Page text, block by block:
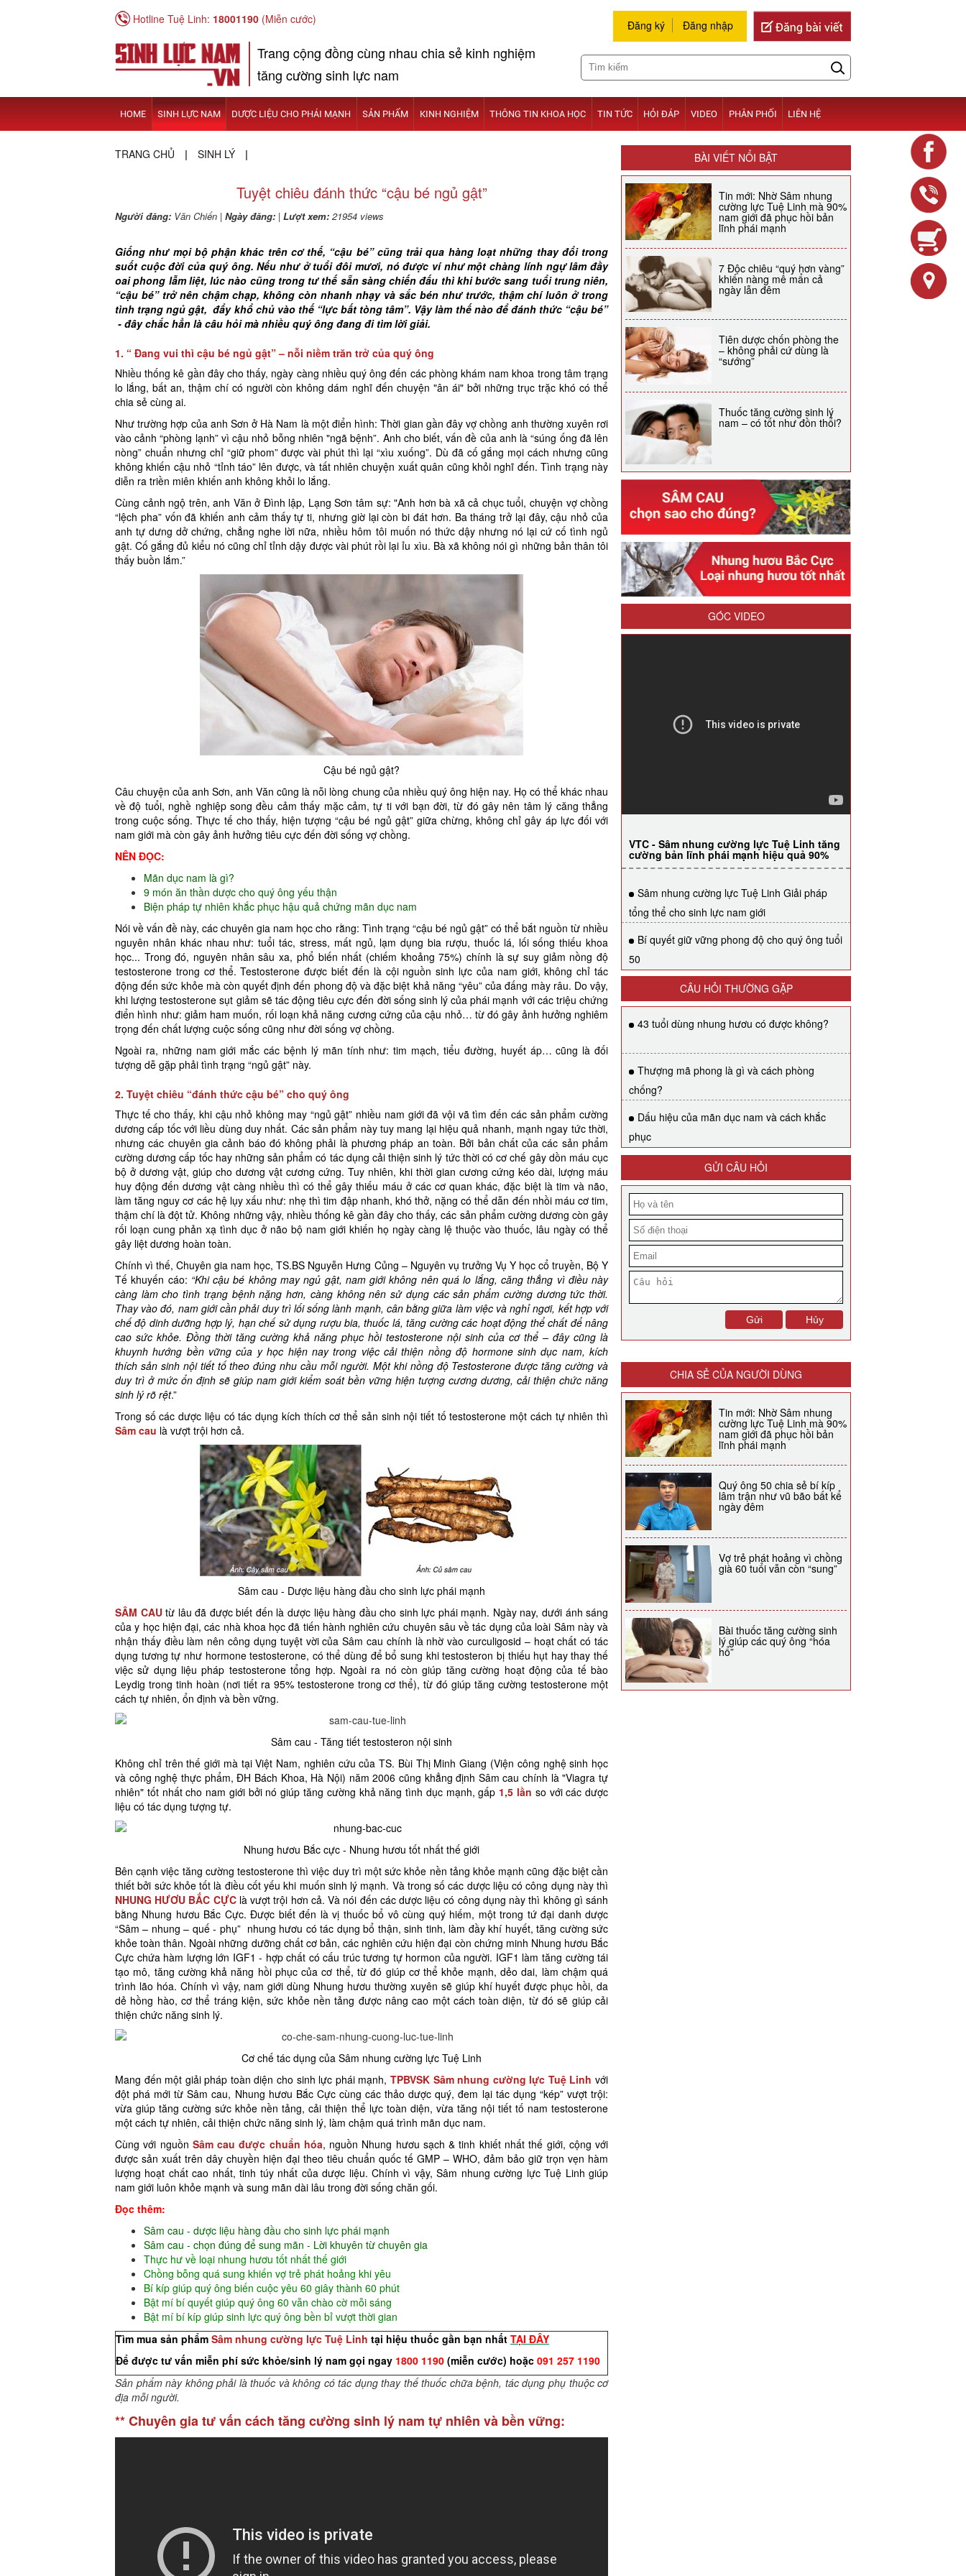
Hotline Tuệ Linh: 18001190 (Miễn cước) Đăng ký Đăng nhập
Trang cộng đồng cùng nhau chia sẻ kinh nghiệm
tăng cường sinh lực nam
HOME SINH LỰC NAM DƯỢC LIỆU CHO PHÁI MẠNH SẢN PHẨM KINH NGHIỆM THÔNG TIN KHOA HỌC TIN TỨC HỎI ĐÁP VIDEO PHÂN PHỐI LIÊN HỆ
TRANG CHỦ | SINH LÝ |
Tuyệt chiêu đánh thức “cậu bé ngủ gật”
Người đăng: Văn Chiến | Ngày đăng: | Lượt xem: 21954 views
Giống như mọi bộ phận khác trên cơ thế, “cậu bé” cũng trải qua hàng loạt những thay đổi trong
suốt cuộc đời của quý ông. Nếu như ở tuổi đôi mươi, nó được ví như một chàng lính ngự lâm đầy
oai phong lẫm liệt, lúc nào cũng trong tư thế sẵn sàng chiến đấu thì khi bước sang tuổi trung niên,
“cậu bé” trở nên chậm chạp, không còn nhanh nhạy và sắc bén như trước, thậm chí luôn ở trong
tình trạng ngủ gật, đẩy khổ chủ vào thế “lực bất tòng tâm”. Vậy làm thế nào để đánh thức “cậu bé”
- đây chắc hẳn là câu hỏi mà nhiều quý ông đang đi tìm lời giải.
1. “ Đang vui thì cậu bé ngủ gật” – nỗi niềm trăn trở của quý ông
Nhiều thống kê gần đây cho thấy, ngày càng nhiều quý ông đến các phòng khám nam khoa trong tâm trạng
lo lắng, bất an, thậm chí có người còn không dám nghĩ đến chuyện "ân ái" bởi những trục trặc khó có thể
chia sẻ cùng ai.
Như trường hợp của anh Sơn ở Hà Nam là một điển hình: Thời gian gần đây vợ chồng anh thường xuyên rơi
vào cảnh “phòng lạnh” vì cậu nhỏ bỗng nhiên "ngã bệnh”. Anh cho biết, vấn đề của anh là “súng ống đã lên
nòng” chuẩn nhưng chỉ “giữ phom” được vài phút thì lại “xìu xuống”. Dù đã cố gắng mọi cách nhưng cũng
không khiến cậu nhỏ “tỉnh táo” lên được, và tất nhiên chuyện xuất quân cũng khỏi nghĩ đến. Tình trạng này
diễn ra triền miên khiến anh không khỏi lo lắng.
Cùng cảnh ngộ trên, anh Văn ở Đình lập, Lạng Sơn tâm sự: "Anh hơn bà xã cả chục tuổi, chuyện vợ chồng
“lệch pha” vốn đã khiến anh cảm thấy tự ti, nhưng giờ lại còn bi đát hơn. Ba tháng trở lại đây, cậu nhỏ của
anh tự dưng dở chứng, chẳng nghe lời nữa, nhiều hôm tôi muốn nó thức dậy nhưng nó lại cứ cố tình ngủ
gật. Cố gắng đủ kiểu nó cũng chỉ tỉnh dậy được vài phút rồi lại ỉu xìu. Bà xã không nói gì những bản thân tôi
thấy buồn lắm.”
Cậu bé ngủ gật?
Câu chuyện của anh Sơn, anh Văn cũng là nỗi lòng chung của nhiều quý ông hiện nay. Họ có thể khác nhau
về độ tuổi, nghề nghiệp song đều cảm thấy mặc cảm, tự ti với bạn đời, từ đó gây nên tâm lý căng thẳng
trong cuộc sống. Thực tế cho thấy, hiện tượng “cậu bé ngủ gật” giữa chừng, không chỉ gây áp lực đối với
nam giới mà còn gây ảnh hưởng tiêu cực đến đời sống vợ chồng.
NÊN ĐỌC:
Mãn dục nam là gì?
9 món ăn thần dược cho quý ông yếu thận
Biện pháp tự nhiên khắc phục hậu quả chứng mãn dục nam
Nói về vấn đề này, các chuyên gia nam học cho rằng: Tình trạng “cậu bé ngủ gật” có thể bắt nguồn từ nhiều
nguyên nhân khác nhau như: tuổi tác, stress, mất ngủ, lạm dụng bia rượu, thuốc lá, lối sống thiếu khoa
học... Trong đó, nguyên nhân sâu xa, phổ biến nhất (chiếm khoảng 75%) chính là sự suy giảm nồng độ
testosterone trong cơ thể. Testosterone được biết đến là cội nguồn sinh lực của nam giới, không chỉ tác
động đến sức khỏe mà còn quyết định đến phong độ và đặc biệt khả năng “yêu” của đấng mày râu. Do vậy,
khi lượng testosterone sụt giảm sẽ tác động tiêu cực đến đời sống sinh lý của phái mạnh với các triệu chứng
điển hình như: giảm ham muốn, rối loạn khả năng cương cứng của cậu nhỏ… từ đó gây ảnh hưởng nghiêm
trọng đến chất lượng cuộc sống cũng như đời sống vợ chồng.
Ngoài ra, những nam giới mắc các bệnh lý mãn tính như: tim mạch, tiểu đường, huyết áp… cũng là đối
tượng dễ gặp phải tình trạng “ngủ gật” này.
2. Tuyệt chiêu “đánh thức cậu bé” cho quý ông
Thực tế cho thấy, khi cậu nhỏ không may “ngủ gật” nhiều nam giới đã vội vã tìm đến các sản phẩm cường
dương cấp tốc với liều dùng duy nhất. Các sản phẩm này tuy mang lại hiệu quả nhanh, mạnh ngay tức thời,
nhưng các chuyên gia cảnh báo đó không phải là phương pháp an toàn. Bởi bản chất của các sản phẩm
cường dương cấp tốc hay những sản phẩm có tác dụng cải thiện sinh lý tức thời có cơ chế gây dồn máu cục
bộ ở dương vật, giúp cho dương vật cương cứng. Tuy nhiên, khi thời gian cương cứng kéo dài, lượng máu
huy động đến dương vật càng nhiều thì có thể gây thiếu máu ở các cơ quan khác, đặc biệt là tim và não,
làm tăng nguy cơ các hệ lụy xấu như: nhẹ thì tim đập nhanh, khó thở, nặng có thể dẫn đến nhồi máu cơ tim,
thậm chí là đột tử. Không những vậy, nhiều thống kê gần đây cho thấy, các sản phẩm cường dương còn gây
rối loạn cung phản xạ tình dục ở não bộ nam giới khiến họ ngày càng lệ thuộc vào thuốc, lâu ngày có thể
gây liệt dương hoàn toàn.
Chính vì thế, Chuyên gia nam học, TS.BS Nguyễn Hưng Củng – Nguyên vụ trưởng Vụ Y học cổ truyền, Bộ Y
Tế khuyến cáo: “Khi cậu bé không may ngủ gật, nam giới không nên quá lo lắng, căng thẳng vì điều này
càng làm cho tình trạng bệnh nặng hơn, càng không nên sử dụng các sản phẩm cường dương tức thời.
Thay vào đó, nam giới cần phải duy trì lối sống lành mạnh, cân bằng giữa làm việc và nghỉ ngơi, kết hợp với
chế độ dinh dưỡng hợp lý, hạn chế sử dụng rượu bia, thuốc lá, tăng cường các hoạt động thể chất để nâng
cao sức khỏe. Đồng thời tăng cường khả năng phục hồi testosterone nội sinh của cơ thể – đây cũng là
khuynh hướng bền vững của y học hiện nay trong việc cải thiện nồng độ hormone sinh dục nam, kích
thích sản sinh nội tiết tố theo đúng nhu cầu mỗi người. Một khi nồng độ Testosterone được tăng cường và
duy trì ở mức ổn định sẽ giúp nam giới kiểm soát bền vững hiện tượng cương dương, cải thiện chức năng
sinh lý rõ rệt.”
Trong số các dược liệu có tác dụng kích thích cơ thể sản sinh nội tiết tố testosterone một cách tự nhiên thì
Sâm cau là vượt trội hơn cả.
Sâm cau - Dược liệu hàng đầu cho sinh lực phái mạnh
SÂM CAUtừ lâu đã được biết đến là dược liệu hàng đầu cho sinh lực phái mạnh. Ngày nay, dưới ánh sáng
của y học hiện đại, các nhà khoa học đã tiến hành nghiên cứu chuyên sâu về tác dụng của loài Sâm này và
nhận thấy điều làm nên công dụng tuyệt vời của Sâm cau chính là nhờ vào curculigosid – hoạt chất có tác
dụng tương tự như hormone testosterone, có thể dùng để bổ sung khi testosteron bị thiếu hụt hay thay thế
việc sử dụng liệu pháp testosterone tổng hợp. Ngoài ra nó còn giúp tăng cường hoạt động của tế bào
Leydig trong tinh hoàn (nơi tiết ra 95% testosterone trong cơ thể), từ đó giúp tăng cường testosterone một
cách tự nhiên, ổn định và bền vững.
Sâm cau - Tăng tiết testosteron nội sinh
Không chỉ trên thế giới mà tại Việt Nam, nghiên cứu của TS. Bùi Thị Minh Giang (Viện công nghệ sinh học
và công nghệ thực phẩm, ĐH Bách Khoa, Hà Nội) năm 2006 cũng khẳng định Sâm cau chính là "Viagra tự
nhiên" tốt nhất cho nam giới bởi nó giúp tăng cường khả năng tình dục mạnh, gấp 1,5 lần so với các dược
liệu có tác dụng tượng tự.
Nhung hươu Bắc cực - Nhung hươu tốt nhất thế giới
Bên cạnh việc tăng cường testosterone thì việc duy trì một sức khỏe nền tảng khỏe mạnh cũng đặc biệt cần
thiết bởi sức khỏe tốt là điều cốt yếu khi muốn sinh lý mạnh. Và trong số các dược liệu có công dụng này thì
NHUNG HƯƠU BẮC CỰC là vượt trội hơn cả. Và nói đến các dược liệu có công dụng này thì không gì sánh
bằng Nhung hươu Bắc Cực. Được biết đến là vị thuốc bổ vô cùng quý hiếm, một trong tứ đại danh dược
“Sâm – nhung – quế - phụ” nhung hươu có tác dụng bổ thận, sinh tinh, làm đầy khí huyết, tăng cường sức
khỏe toàn thân. Ngoài những dưỡng chất cơ bản, các nghiên cứu hiện đại còn chứng minh Nhung hươu Bắc
Cực chứa hàm lượng lớn IGF1 - hợp chất có cấu trúc tương tự hormon của người. IGF1 làm tăng cường tái
tạo mô, tăng cường khả năng hồi phục của cơ thể, từ đó giúp cơ thể khỏe mạnh, dẻo dai, làm chậm quá
trình lão hóa. Chính vì vậy, nam giới dùng Nhung hươu thường xuyên sẽ giúp khí huyết được phục hồi, da
dẻ hồng hào, cơ thể tráng kiện, sức khỏe nền tảng được nâng cao một cách toàn diện, từ đó sẽ giúp cải
thiện chức năng sinh lý.
Cơ chế tác dụng của Sâm nhung cường lực Tuệ Linh
Mang đến một giải pháp toàn diện cho sinh lực phái mạnh, TPBVSK Sâm nhung cường lực Tuệ Linh với
đột phá mới từ Sâm cau, Nhung hươu Bắc Cực cùng các thảo dược quý, đem lại tác dụng “kép” vượt trội:
vừa giúp tăng cường sức khỏe nền tảng, cải thiện thể lực toàn diện, vừa tăng nội tiết tố nam testosterone
một cách tự nhiên, cải thiện chức năng sinh lý, làm chậm quá trình mãn dục nam.
Cùng với nguồn Sâm cau được chuẩn hóa, nguồn Nhung hươu sạch & tinh khiết nhất thế giới, cộng với
được sản xuất trên dây chuyền hiện đại theo tiêu chuẩn quốc tế GMP – WHO, đảm bảo giữ trọn vẹn hàm
lượng hoạt chất cao nhất, tinh túy nhất của dược liệu. Chính vì vậy, Sâm nhung cường lực Tuệ Linh giúp
nam giới luôn khỏe mạnh và sung mãn dài lâu trong đời sống chăn gối.
Đọc thêm:
Sâm cau - dược liệu hàng đầu cho sinh lực phái mạnh
Sâm cau - chọn đúng để sung mãn - Lời khuyên từ chuyên gia
Thực hư về loại nhung hươu tốt nhất thế giới
Chồng bỗng quá sung khiến vợ trẻ phát hoảng khi yêu
Bí kíp giúp quý ông biến cuộc yêu 60 giây thành 60 phút
Bật mí bí quyết giúp quý ông 60 vẫn chào cờ mỗi sáng
Bật mí bí kíp giúp sinh lực quý ông bền bỉ vượt thời gian
Tìm mua sản phẩmSâm nhung cường lực Tuệ Linh tại hiệu thuốc gần bạn nhất TẠI ĐÂY
Để được tư vấn miễn phí sức khỏe/sinh lý nam gọi ngay 1800 1190 (miễn cước) hoặc 091 257 1190
Sản phẩm này không phải là thuốc và không có tác dụng thay thế thuốc chữa bệnh, tác dụng phụ thuộc cơ
địa mỗi người.
** Chuyên gia tư vấn cách tăng cường sinh lý nam tự nhiên và bền vững:
BÀI VIẾT NỔI BẬT
Tin mới: Nhờ Sâm nhung
cường lực Tuệ Linh mà 90%
nam giới đã phục hồi bản
lĩnh phái mạnh
7 Độc chiêu “quý hơn vàng”
khiến nàng mê mẩn cả
ngày lẫn đêm
Tiên dược chốn phòng the
– không phải cứ dùng là
“sướng”
Thuốc tăng cường sinh lý
nam – có tốt như đồn thổi?
GÓC VIDEO
VTC - Sâm nhung cường lực Tuệ Linh tăng
cường bản lĩnh phái mạnh hiệu quả 90%
Sâm nhung cường lực Tuệ Linh Giải pháp
tổng thể cho sinh lực nam giới
Bí quyết giữ vững phong độ cho quý ông tuổi
50
CÂU HỎI THƯỜNG GẶP
43 tuổi dùng nhung hươu có được không?
Thượng mã phong là gì và cách phòng
chống?
Dấu hiệu của mãn dục nam và cách khắc
phục
GỬI CÂU HỎI
CHIA SẺ CỦA NGƯỜI DÙNG
Tin mới: Nhờ Sâm nhung
cường lực Tuệ Linh mà 90%
nam giới đã phục hồi bản
lĩnh phái mạnh
Quý ông 50 chia sẻ bí kíp
lâm trận như vũ bão bất kể
ngày đêm
Vợ trẻ phát hoảng vì chồng
già 60 tuổi vẫn còn “sung”
Bài thuốc tăng cường sinh
lý giúp các quý ông “hóa
hổ”